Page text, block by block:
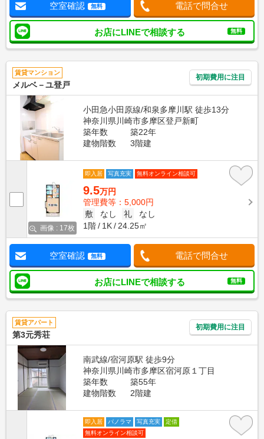
空室確認 無料 電話で問合せ
お店にLINEで相談する 無料
賃貸マンション
メルベ－ユ登戸
初期費用に注目
小田急小田原線/和泉多摩川駅 徒歩13分
神奈川県川崎市多摩区登戸新町
築年数
築22年
建物階数
3階建
画像 : 17枚
即入居 写真充実 無料オンライン相談可
9.5万円
管理費等：5,000円
敷
なし 礼
なし
1階
1K 24.25㎡
空室確認 無料 電話で問合せ
お店にLINEで相談する 無料
賃貸アパート
第3元秀荘
初期費用に注目
南武線/宿河原駅 徒歩9分
神奈川県川崎市多摩区宿河原１丁目
築年数
築55年
建物階数
2階建
即入居 パノラマ 写真充実
定借
無料オンライン相談可